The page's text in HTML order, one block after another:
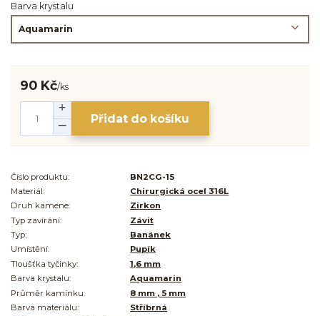
Barva krystalu
90 Kč/ks
Přidat do košíku
Číslo produktu:
BN2CG-15
Materiál:
Chirurgická ocel 316L
Druh kamene:
Zirkon
Typ zavírání:
Závit
Typ:
Banánek
Umístění:
Pupík
Tloušťka tyčinky:
1,6 mm
Barva krystalu:
Aquamarin
Průměr kamínku:
8 mm , 5 mm
Barva materiálu:
Stříbrná